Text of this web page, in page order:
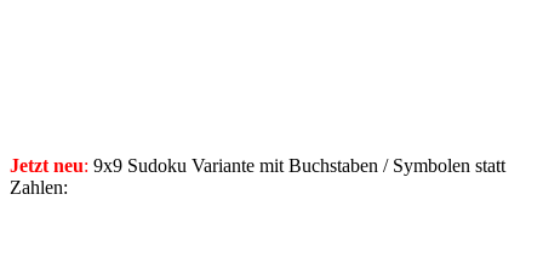
Jetzt neu: 9x9 Sudoku Variante mit Buchstaben / Symbolen statt
Zahlen: